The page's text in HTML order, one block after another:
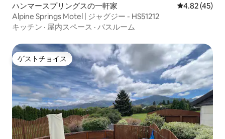
ハンマースプリングスの一軒家 レビュー45
4.82 (45)
Alpine Springs Motel | ジャグジー - HS51212
キッチン · 屋内スペース · バスルーム
ゲストチョイス
ゲストチョイス